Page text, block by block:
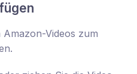
Videos zum